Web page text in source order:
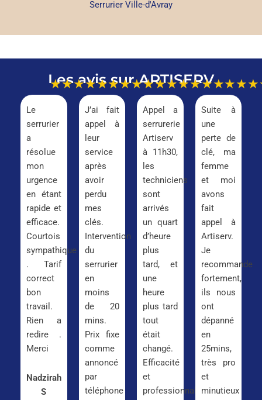
Serrurier Ville-d'Avray
Les avis sur ARTISERV
★★★★★
Le
serrurier
a
résolue
mon
urgence
en étant
rapide et
efficace.
Courtois
sympathique
. Tarif
correct
bon
travail.
Rien a
redire .
Merci
Nadzirah
S
★★★★★
J’ai fait
appel à
leur
service
après
avoir
perdu
mes
clés.
Intervention
du
serrurier
en
moins
de 20
mins.
Prix fixe
comme
annoncé
par
téléphone
★★★★★
Appel a
serrurerie
Artiserv
à 11h30,
les
techniciens
sont
arrivés
un quart
d’heure
plus
tard, et
une
heure
plus tard
tout
était
changé.
Efficacité
et
professionnalisme
Suite à
une
perte de
clé, ma
femme
et moi
avons
fait
appel à
Artiserv.
Je
recommande
fortement,
ils nous
ont
dépanné
en
25mins,
très pro
et
minutieux